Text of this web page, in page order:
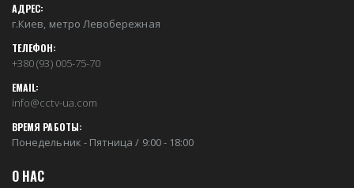
АДРЕС:
г.Киев, метро Левобережная
ТЕЛЕФОН:
+380 (93) 005-75-70
EMAIL:
info@cctv-ua.com
ВРЕМЯ РАБОТЫ:
Понедельник - Пятница / 9:00 - 18:00
О НАС